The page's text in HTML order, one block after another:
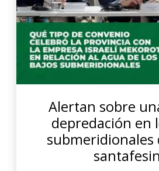
Alertan sobre
depredación en
submeridionales